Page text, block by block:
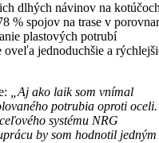
dlhých návinov na
% spojov na trase v
plastových potrubí
jednoduchšie a
„Aj ako laik som vnímal
potrubia oproti oceli.
systému NRG
by som hodnotil jedným